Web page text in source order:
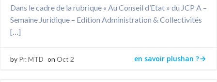
Dans le cadre de la rubrique « Au Conseil d’Etat » du JCP A –
Semaine Juridique – Edition Administration & Collectivités
[…]
by Pr. MTD on Oct 2 en savoir plushan ?